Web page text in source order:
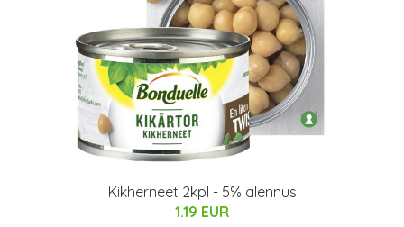
Kikherneet 2kpl - 5% alennus
1.19 EUR